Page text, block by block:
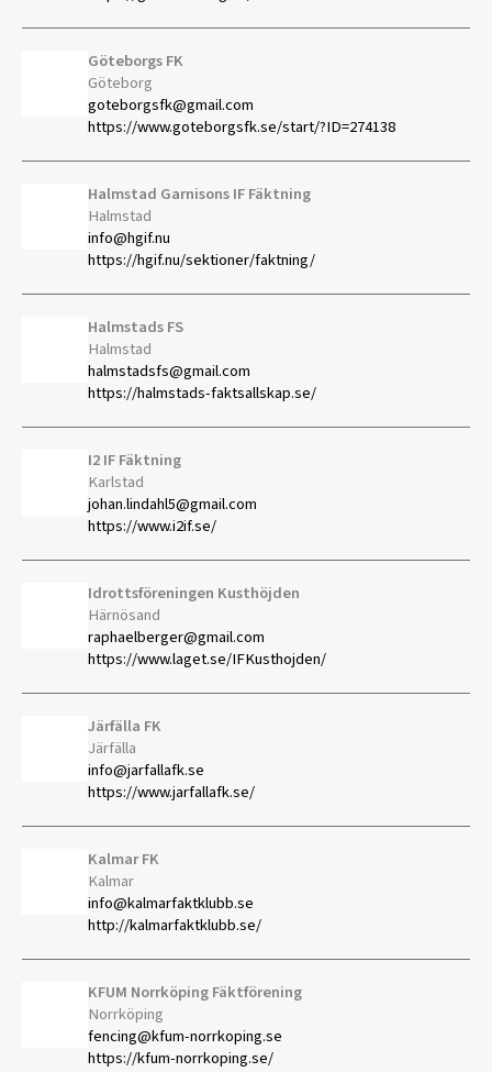
Göteborgs FK
Göteborg
goteborgsfk@gmail.com
https://www.goteborgsfk.se/start/?ID=274138
Halmstad Garnisons IF Fäktning
Halmstad
info@hgif.nu
https://hgif.nu/sektioner/faktning/
Halmstads FS
Halmstad
halmstadsfs@gmail.com
https://halmstads-faktsallskap.se/
I2 IF Fäktning
Karlstad
johan.lindahl5@gmail.com
https://www.i2if.se/
Idrottsföreningen Kusthöjden
Härnösand
raphaelberger@gmail.com
https://www.laget.se/IFKusthojden/
Järfälla FK
Järfälla
info@jarfallafk.se
https://www.jarfallafk.se/
Kalmar FK
Kalmar
info@kalmarfaktklubb.se
http://kalmarfaktklubb.se/
KFUM Norrköping Fäktförening
Norrköping
fencing@kfum-norrkoping.se
https://kfum-norrkoping.se/